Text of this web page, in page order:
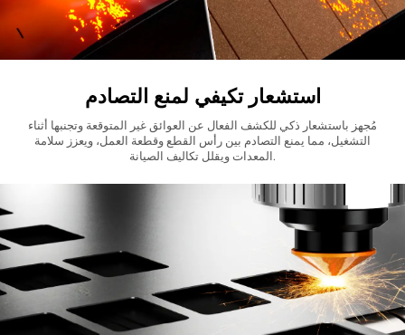
استشعار تكيفي لمنع التصادم
مُجهز باستشعار ذكي للكشف الفعال عن العوائق غير المتوقعة وتجنبها أثناء
التشغيل، مما يمنع التصادم بين رأس القطع وقطعة العمل، ويعزز سلامة
المعدات ويقلل تكاليف الصيانة.